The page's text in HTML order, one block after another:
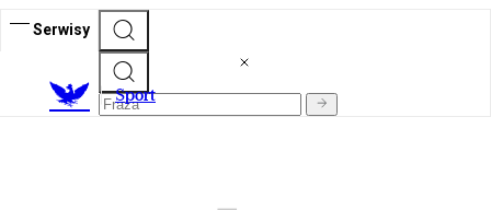
Serwisy
Sport